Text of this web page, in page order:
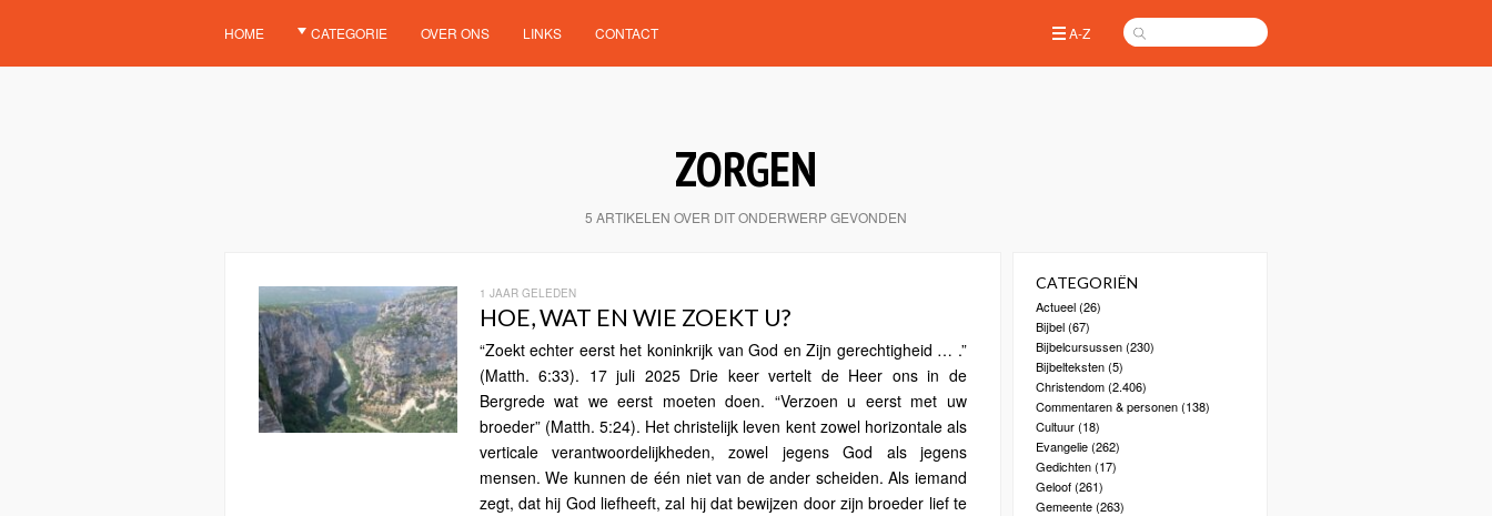
HOME CATEGORIE OVER ONS LINKS CONTACT A-Z
ZORGEN
5 ARTIKELEN OVER DIT ONDERWERP GEVONDEN
1 JAAR GELEDEN
HOE, WAT EN WIE ZOEKT U?
“Zoekt echter eerst het koninkrijk van God en Zijn gerechtigheid … .”
(Matth. 6:33). 17 juli 2025 Drie keer vertelt de Heer ons in de
Bergrede wat we eerst moeten doen. “Verzoen u eerst met uw
broeder” (Matth. 5:24). Het christelijk leven kent zowel horizontale als
verticale verantwoordelijkheden, zowel jegens God als jegens
mensen. We kunnen de één niet van de ander scheiden. Als iemand
zegt, dat hij God liefheeft, zal hij dat bewijzen door zijn broeder lief te
CATEGORIËN
Actueel(26)
Bijbel(67)
Bijbelcursussen(230)
Bijbelteksten(5)
Christendom(2.406)
Commentaren & personen(138)
Cultuur(18)
Evangelie(262)
Gedichten(17)
Geloof(261)
Gemeente(263)